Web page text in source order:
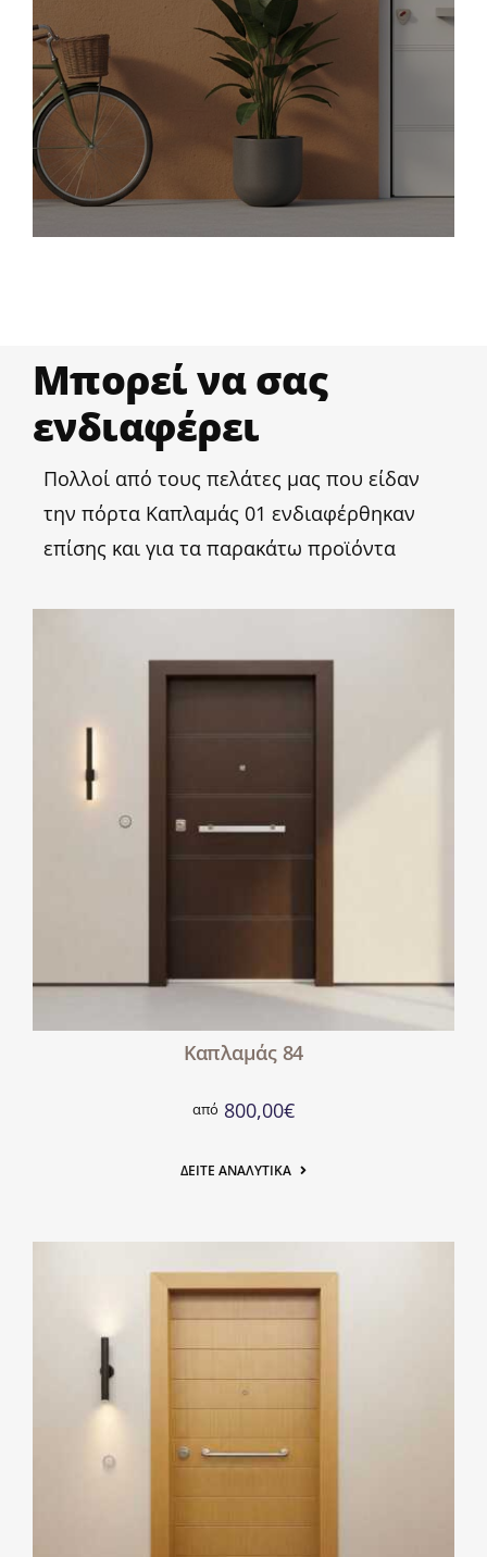
Μπορεί να σας
ενδιαφέρει
Πολλοί από τους πελάτες μας που είδαν
την πόρτα Καπλαμάς 01 ενδιαφέρθηκαν
επίσης και για τα παρακάτω προϊόντα
Καπλαμάς 84
από 800,00€
ΔΕΊΤΕ ΑΝΑΛΥΤΙΚΆ